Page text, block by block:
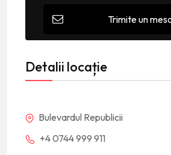
Trimite un
Detalii locație
Bulevardul Republicii
+4 0744 999 911